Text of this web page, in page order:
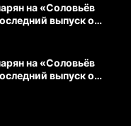
на «Соловьёв
выпуск от
на «Соловьёв
выпуск от